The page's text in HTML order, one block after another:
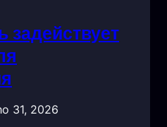
задействует
31, 2026